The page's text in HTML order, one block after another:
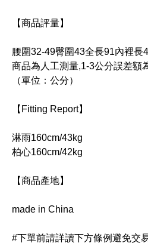
【商品評量】
腰圍32-49臀圍43全長91內裡長
商品為人工測量,1-3公分誤差額
（單位：公分）
【Fitting Report】
淋雨160cm/43kg
柏心160cm/42kg
【商品產地】
made in China
#下單前請詳讀下方條例避免交